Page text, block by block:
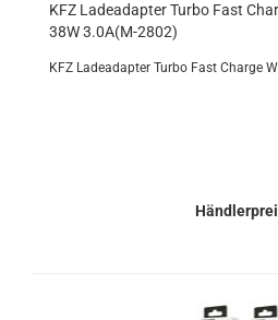
KFZ La­de­ad­ap­ter Turbo Fast
38W 3.0A(M-​2802)
KFZ La­de­ad­ap­ter Turbo Fast Char­ge